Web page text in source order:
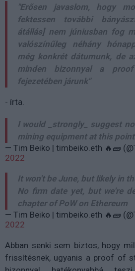
"Erősen javaslom, hogy
fektessen további
átállás] nem júniusban fog
valószínűleg néhány
még konkrét dátumunk, de
minden bizonnyal a
fejezetében járunk"
- írta.
I would _strongly_ suggest
mining equipment at this
— Tim Beiko | timbeiko.eth 🔥🧱
2022
It won't be June, but likely in
No firm date yet, but we're
chapter of PoW on Ethereum
— Tim Beiko | timbeiko.eth 🔥🧱
2022
Abban senki sem biztos, hogy
frissítésnek, ugyanis a proof of